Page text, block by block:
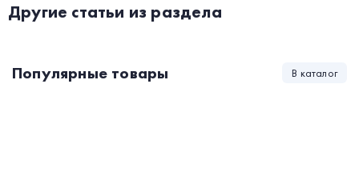
Другие статьи из раздела
Популярные товары В каталог